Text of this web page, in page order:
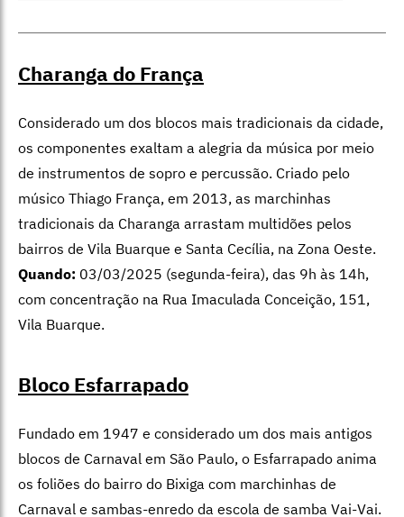
Charanga do França
Considerado um dos blocos mais tradicionais da cidade,
os componentes exaltam a alegria da música por meio
de instrumentos de sopro e percussão. Criado pelo
músico Thiago França, em 2013, as marchinhas
tradicionais da Charanga arrastam multidões pelos
bairros de Vila Buarque e Santa Cecília, na Zona Oeste.
Quando: 03/03/2025 (segunda-feira), das 9h às 14h,
com concentração na Rua Imaculada Conceição, 151,
Vila Buarque.
Bloco Esfarrapado
Fundado em 1947 e considerado um dos mais antigos
blocos de Carnaval em São Paulo, o Esfarrapado anima
os foliões do bairro do Bixiga com marchinhas de
Carnaval e sambas-enredo da escola de samba Vai-Vai.